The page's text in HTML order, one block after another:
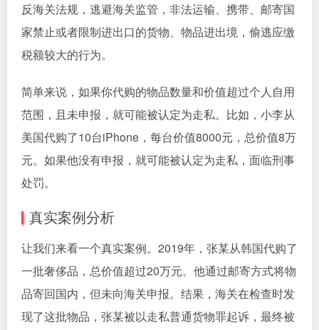
反海关法规，逃避海关监管，非法运输、携带、邮寄国
家禁止或者限制进出口的货物、物品进出境，偷逃应缴
税额较大的行为。
简单来说，如果你代购的物品数量和价值超过个人自用
范围，且未申报，就可能被认定为走私。比如，小李从
美国代购了10台iPhone，每台价值8000元，总价值8万
元。如果他没有申报，就可能被认定为走私，面临刑事
处罚。
真实案例分析
让我们来看一个真实案例。2019年，张某从韩国代购了
一批奢侈品，总价值超过20万元。他通过邮寄方式将物
品寄回国内，但未向海关申报。结果，海关在检查时发
现了这批物品，张某被以走私普通货物罪起诉，最终被